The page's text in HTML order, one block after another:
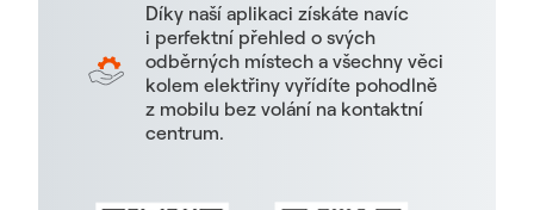
Díky naší aplikaci získáte navíc
i perfektní přehled o svých
odběrných místech a všechny věci
kolem elektřiny vyřídíte pohodlně
z mobilu bez volání na kontaktní
centrum.